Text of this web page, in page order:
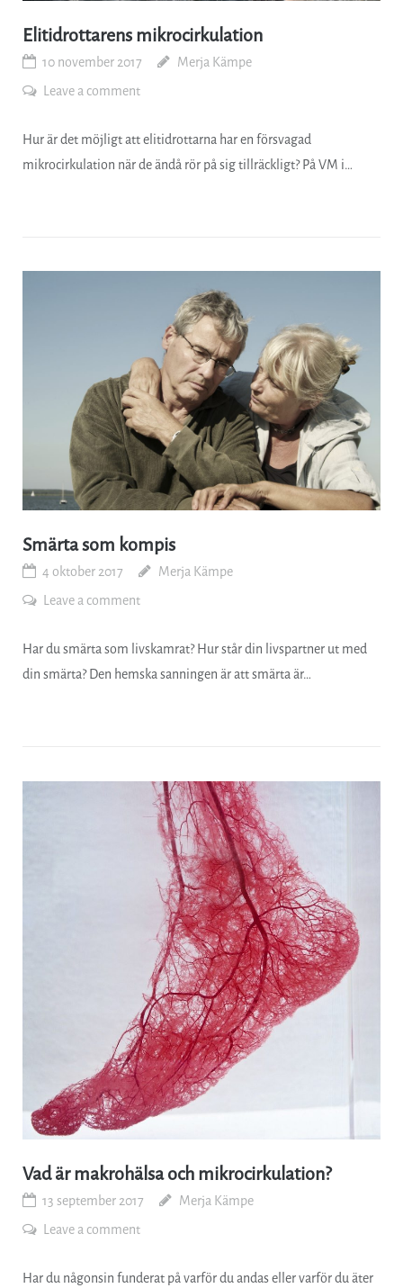
Elitidrottarens mikrocirkulation
10 november 2017
Merja Kämpe
Leave a comment
Hur är det möjligt att elitidrottarna har en försvagad
mikrocirkulation när de ändå rör på sig tillräckligt? På VM i…
Smärta som kompis
4 oktober 2017
Merja Kämpe
Leave a comment
Har du smärta som livskamrat? Hur står din livspartner ut med
din smärta? Den hemska sanningen är att smärta är…
Vad är makrohälsa och mikrocirkulation?
13 september 2017
Merja Kämpe
Leave a comment
Har du någonsin funderat på varför du andas eller varför du äter